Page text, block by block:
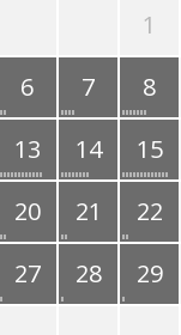
1
6 7 8
13 14 15
20 21 22
27 28 29